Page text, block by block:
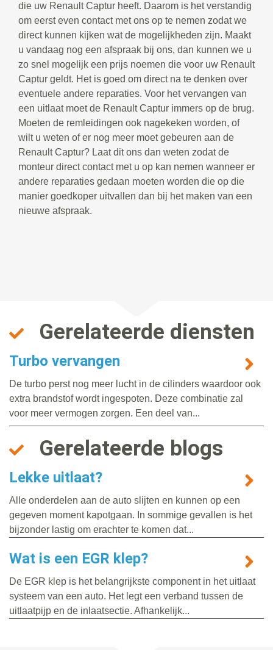
die uw Renault Captur heeft. Daarom is het verstandig
om eerst even contact met ons op te nemen zodat we
direct kunnen kijken wat de mogelijkheden zijn. Maakt
u vandaag nog een afspraak bij ons, dan kunnen we u
zo snel mogelijk een prijs noemen die voor uw Renault
Captur geldt. Het is goed om direct na te denken over
eventuele andere reparaties. Voor het vervangen van
een uitlaat moet de Renault Captur immers op de brug.
Moeten de remleidingen ook nagekeken worden, of
wilt u weten of er nog meer moet gebeuren aan de
Renault Captur? Laat dit ons dan weten zodat de
monteur direct contact met u op kan nemen wanneer er
andere reparaties gedaan moeten worden die op die
manier goedkoper uitvallen dan bij het maken van een
nieuwe afspraak.
Gerelateerde diensten
Turbo vervangen
De turbo perst nog meer lucht in de cilinders waardoor ook
extra brandstof wordt ingespoten. Deze combinatie zal
voor meer vermogen zorgen. Een deel van...
Gerelateerde blogs
Lekke uitlaat?
Alle onderdelen aan de auto slijten en kunnen op een
gegeven moment kapotgaan. In sommige gevallen is het
bijzonder lastig om erachter te komen dat...
Wat is een EGR klep?
De EGR klep is het belangrijkste component in het uitlaat
systeem van een auto. Het legt een verband tussen de
uitlaatpijp en de inlaatsectie. Afhankelijk...